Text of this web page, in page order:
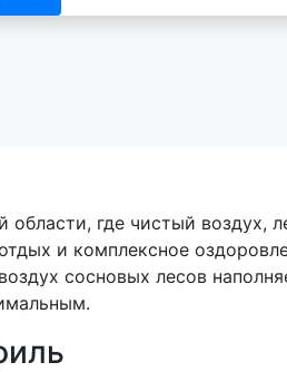
где чистый воздух,
и комплексное
сосновых лесов